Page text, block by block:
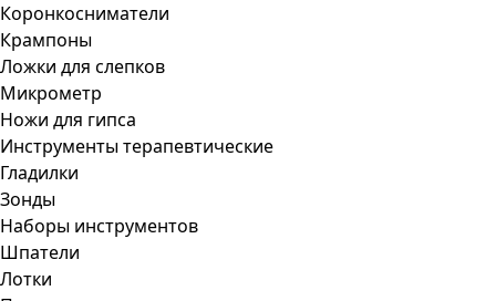
Коронкосниматели
Крампоны
Ложки для слепков
Микрометр
Ножи для гипса
Инструменты терапевтические
Гладилки
Зонды
Наборы инструментов
Шпатели
Лотки